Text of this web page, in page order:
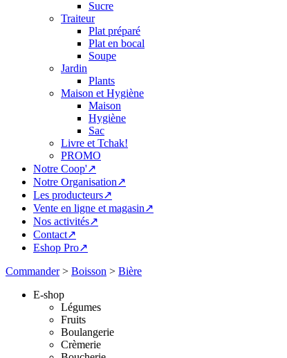
Sucre
Traiteur
Plat préparé
Plat en bocal
Soupe
Jardin
Plants
Maison et Hygiène
Maison
Hygiène
Sac
Livre et Tchak!
PROMO
Notre Coop'↗
Notre Organisation↗
Les producteurs↗
Vente en ligne et magasin↗
Nos activités↗
Contact↗
Eshop Pro↗
Commander> Boisson > Bière
E-shop
Légumes
Fruits
Boulangerie
Crèmerie